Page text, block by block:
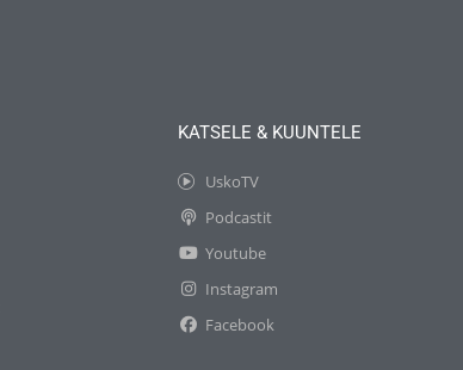
KATSELE & KUUNTELE
UskoTV
Podcastit
Youtube
Instagram
Facebook